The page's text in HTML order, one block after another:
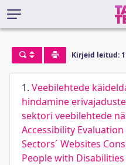
Kirjeid leitud:
1. Veebilehtede
hindamine
sektori veebilehtede
Accessibility
Sectors´ Websites
People with Disabilities